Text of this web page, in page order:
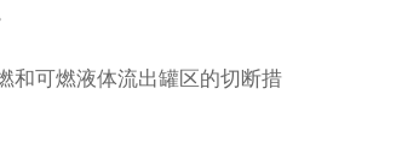
和可燃液体流出罐区的切断措